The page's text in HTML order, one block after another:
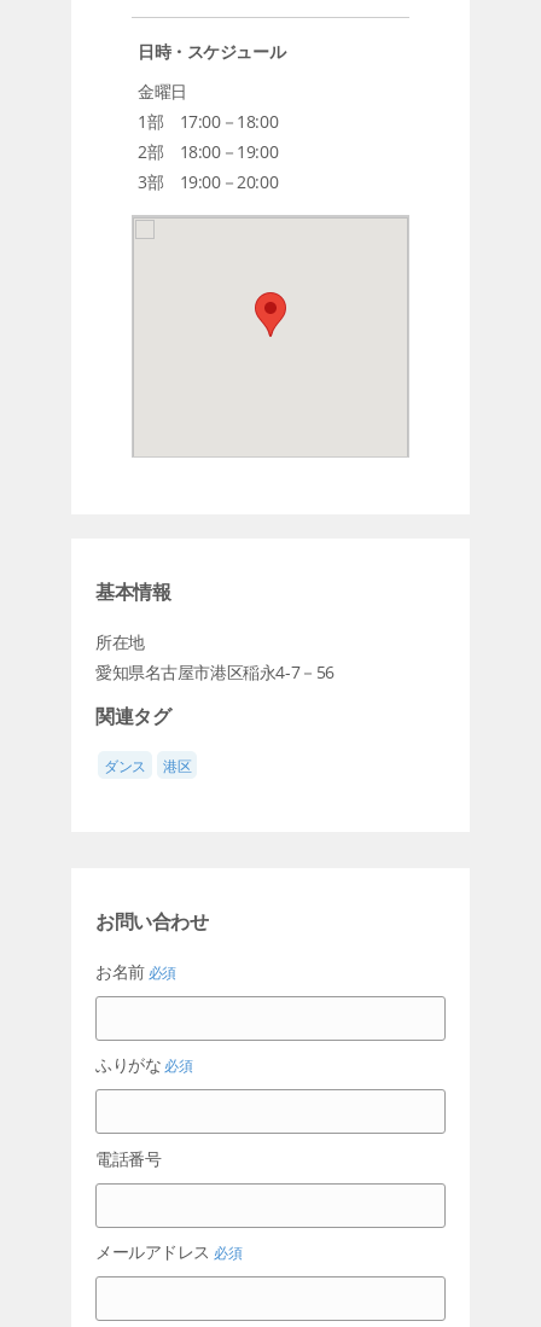
日時・スケジュール
金曜日
1部 17:00－18:00
2部 18:00－19:00
3部 19:00－20:00
基本情報
所在地
愛知県名古屋市港区稲永4-7－56
関連タグ
ダンス 港区
お問い合わせ
お名前 必須
ふりがな 必須
電話番号
メールアドレス 必須